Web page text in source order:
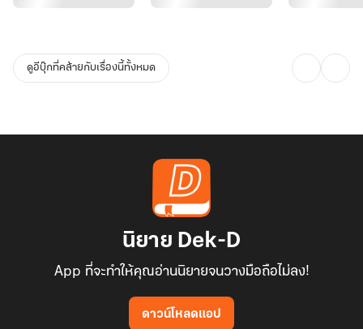
ดูอีบุ๊กที่คล้ายกับเรื่องนี้ทั้งหมด
นิยาย Dek-D
App ที่จะทำให้คุณอ่านนิยายจนวางมือถือไม่ลง!
ดาวน์โหลดแอป